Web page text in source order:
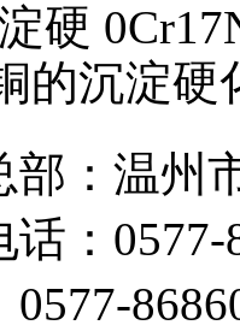
硬
沉淀硬
部：温州
话：0577-